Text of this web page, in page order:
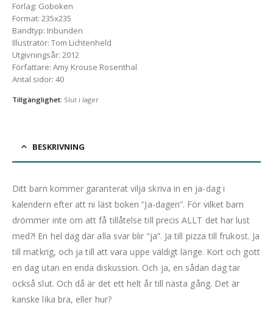
Förlag: Goboken
Format: 235x235
Bandtyp: Inbunden
Illustratör: Tom Lichtenheld
Utgivningsår: 2012
Författare: Amy Krouse Rosenthal
Antal sidor: 40
Tillgänglighet: Slut i lager
BESKRIVNING
Ditt barn kommer garanterat vilja skriva in en ja-dag i
kalendern efter att ni läst boken “Ja-dagen”. För vilket barn
drömmer inte om att få tillåtelse till precis ALLT det har lust
med?! En hel dag där alla svar blir “ja”. Ja till pizza till frukost. Ja
till matkrig, och ja till att vara uppe väldigt länge. Kort och gott
en dag utan en enda diskussion. Och ja, en sådan dag tar
också slut. Och då är det ett helt år till nästa gång. Det är
kanske lika bra, eller hur?